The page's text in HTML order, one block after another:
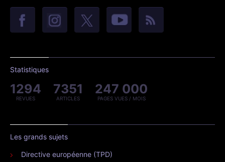
Statistiques
1294
REVUES
7351
ARTICLES
247 000
PAGES VUES / MOIS
Les grands sujets
Directive européenne (TPD)